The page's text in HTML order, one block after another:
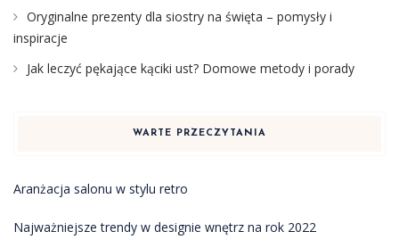
Oryginalne prezenty dla siostry na święta – pomysły i
inspiracje
Jak leczyć pękające kąciki ust? Domowe metody i porady
WARTE PRZECZYTANIA
Aranżacja salonu w stylu retro
Najważniejsze trendy w designie wnętrz na rok 2022